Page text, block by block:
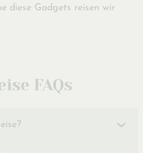
diese Gadgets reisen wir
FAQs